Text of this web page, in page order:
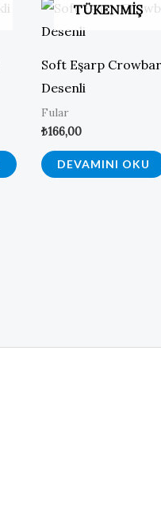
TÜKENMIŞ
Soft Eşarp Crowbar
Desenli
Fular
₺166,00
DEVAMINI OKU